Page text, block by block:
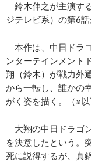
鈴木伸之が主演す
ジテレビ系）の第6
本作は、中日ドラ
ンターテインメント
翔（鈴木）が戦力外
から一転し、誰かの
がく姿を描く。（※以
大翔の中日ドラゴ
を決意したという。
死に説得するが、真